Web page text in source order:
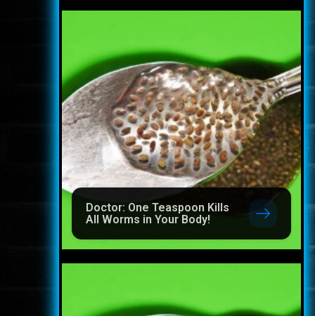
Doctor: One Teaspoon Kills
All Worms in Your Body!